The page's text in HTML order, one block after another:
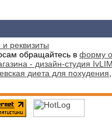
и реквизиты
обращайтесь в форму
- дизайн-студия
диета для похудения